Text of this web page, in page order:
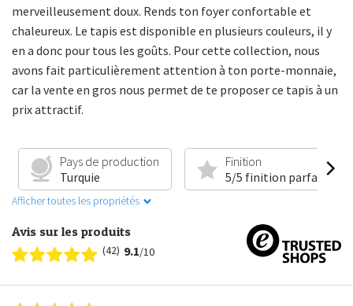
merveilleusement doux. Rends ton foyer confortable et
chaleureux. Le tapis est disponible en plusieurs couleurs, il y
en a donc pour tous les goûts. Pour cette collection, nous
avons fait particulièrement attention à ton porte-monnaie,
car la vente en gros nous permet de te proposer ce tapis à un
prix attractif.
Pays de production
Turquie
Finition
5/5 finition parfaite
Afficher toutes les propriétés
Avis sur les produits
(42) 9.1/10